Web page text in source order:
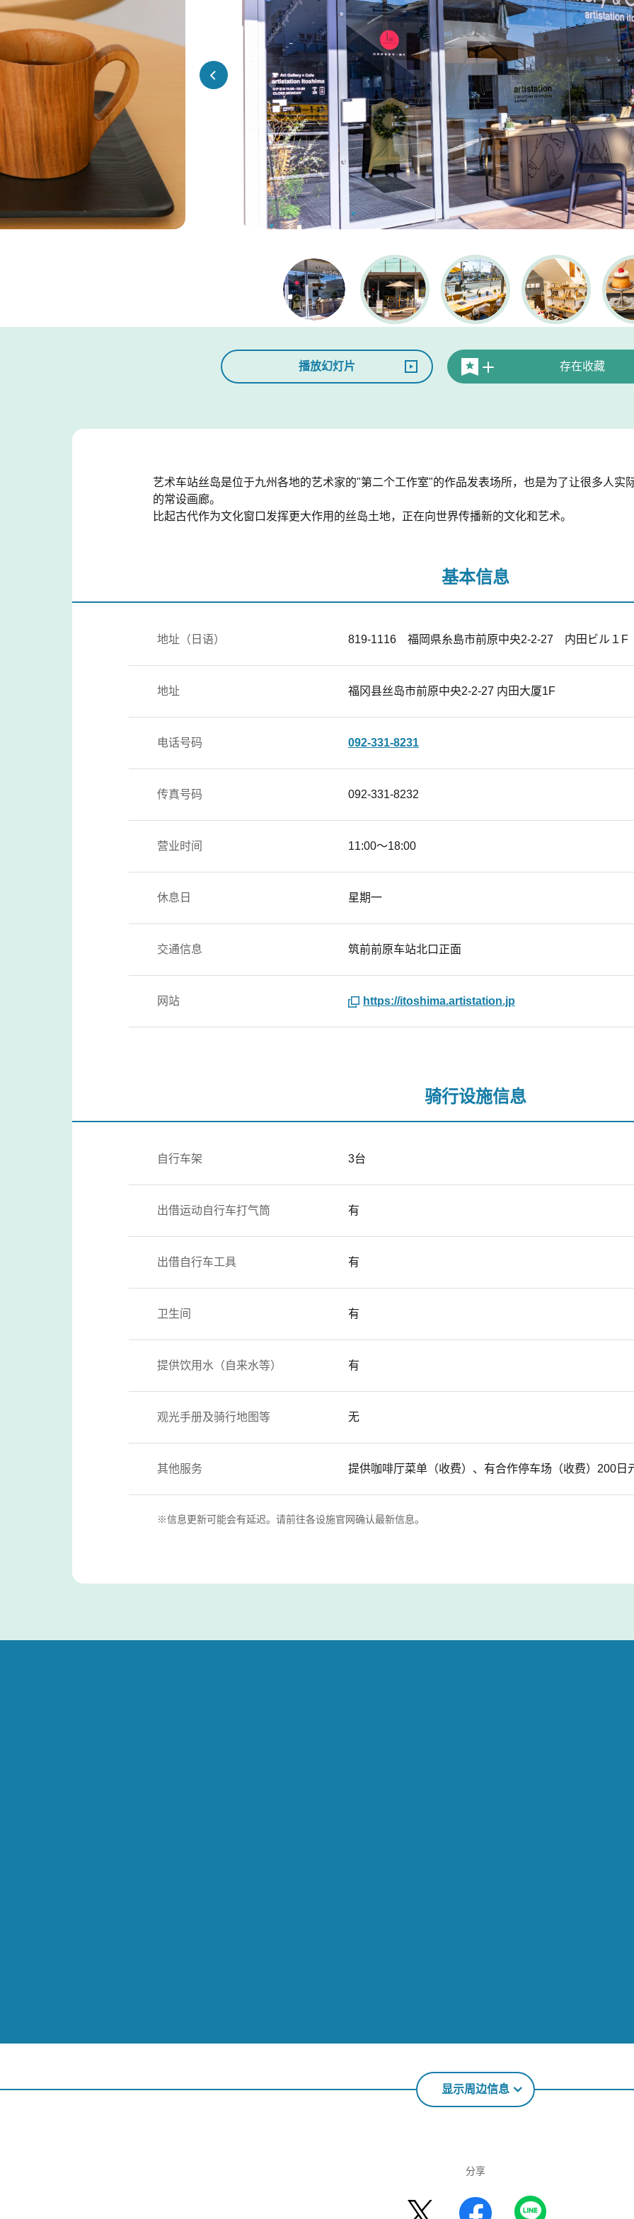
播放幻灯片 存在收藏
艺术车站丝岛是位于九州各地的艺术家的"第二个工作室"的作品发表场所，也是为了让很多人实
的常设画廊。
比起古代作为文化窗口发挥更大作用的丝岛土地，正在向世界传播新的文化和艺术。
基本信息
地址（日语） 819-1116 福岡県糸島市前原中央2-2-27 内田ビル１F
地址 福冈县丝岛市前原中央2-2-27 内田大厦1F
电话号码 092-331-8231
传真号码 092-331-8232
营业时间 11:00～18:00
休息日 星期一
交通信息 筑前前原车站北口正面
网站 https://itoshima.artistation.jp
骑行设施信息
自行车架 3台
出借运动自行车打气筒 有
出借自行车工具 有
卫生间 有
提供饮用水（自来水等） 有
观光手册及骑行地图等 无
其他服务 提供咖啡厅菜单（收费）、有合作停车场（收费）200日
※信息更新可能会有延迟。请前往各设施官网确认最新信息。
显示周边信息
分享